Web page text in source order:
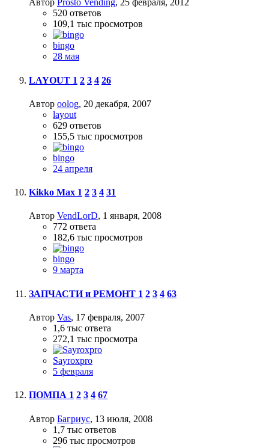
Автор Prosto Vending, 25 февраля, 2012
520 ответов
109,1 тыс просмотров
bingo
28 мая
LAYOUT 1 2 3 4 26
Автор oolog, 20 декабря, 2007
layout
629 ответов
155,5 тыс просмотров
bingo
24 апреля
Kikko Max 1 2 3 4 31
Автор VendLorD, 1 января, 2008
772 ответа
182,6 тыс просмотров
bingo
9 марта
ЗАПЧАСТИ и РЕМОНТ 1 2 3 4 63
Автор Vas, 17 февраля, 2007
1,6 тыс ответа
272,1 тыс просмотра
Sayroxpro
5 февраля
ПОМПА 1 2 3 4 67
Автор Багриус, 13 июля, 2008
1,7 тыс ответов
296 тыс просмотров